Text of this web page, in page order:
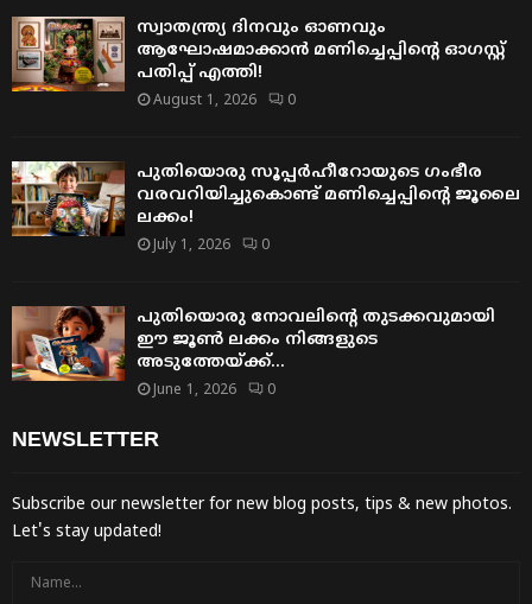
സ്വാതന്ത്ര്യ ദിനവും ഓണവും
ആഘോഷമാക്കാൻ മണിച്ചെപ്പിന്റെ ഓഗസ്റ്റ്
പതിപ്പ് എത്തി!
August 1, 2026 0
പുതിയൊരു സൂപ്പർഹീറോയുടെ ഗംഭീര
വരവറിയിച്ചുകൊണ്ട് മണിച്ചെപ്പിന്റെ ജൂലൈ
ലക്കം!
July 1, 2026 0
പുതിയൊരു നോവലിന്റെ തുടക്കവുമായി
ഈ ജൂൺ ലക്കം നിങ്ങളുടെ
അടുത്തേയ്ക്ക്…
June 1, 2026 0
NEWSLETTER
Subscribe our newsletter for new blog posts, tips & new photos.
Let's stay updated!